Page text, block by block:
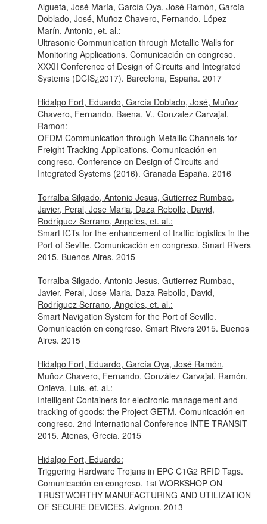
Algueta, José María, García Oya, José Ramón, García
Doblado, José, Muñoz Chavero, Fernando, López
Marín, Antonio, et. al.:
Ultrasonic Communication through Metallic Walls for
Monitoring Applications. Comunicación en congreso.
XXXII Conference of Design of Circuits and Integrated
Systems (DCIS¿2017). Barcelona, España. 2017
Hidalgo Fort, Eduardo, García Doblado, José, Muñoz
Chavero, Fernando, Baena, V., Gonzalez Carvajal,
Ramon:
OFDM Communication through Metallic Channels for
Freight Tracking Applications. Comunicación en
congreso. Conference on Design of Circuits and
Integrated Systems (2016). Granada España. 2016
Torralba Silgado, Antonio Jesus, Gutierrez Rumbao,
Javier, Peral, Jose Maria, Daza Rebollo, David,
Rodríguez Serrano, Angeles, et. al.:
Smart ICTs for the enhancement of traffic logistics in the
Port of Seville. Comunicación en congreso. Smart Rivers
2015. Buenos Aires. 2015
Torralba Silgado, Antonio Jesus, Gutierrez Rumbao,
Javier, Peral, Jose Maria, Daza Rebollo, David,
Rodríguez Serrano, Angeles, et. al.:
Smart Navigation System for the Port of Seville.
Comunicación en congreso. Smart Rivers 2015. Buenos
Aires. 2015
Hidalgo Fort, Eduardo, García Oya, José Ramón,
Muñoz Chavero, Fernando, González Carvajal, Ramón,
Onieva, Luis, et. al.:
Intelligent Containers for electronic management and
tracking of goods: the Project GETM. Comunicación en
congreso. 2nd International Conference INTE-TRANSIT
2015. Atenas, Grecia. 2015
Hidalgo Fort, Eduardo:
Triggering Hardware Trojans in EPC C1G2 RFID Tags.
Comunicación en congreso. 1st WORKSHOP ON
TRUSTWORTHY MANUFACTURING AND UTILIZATION
OF SECURE DEVICES. Avignon. 2013